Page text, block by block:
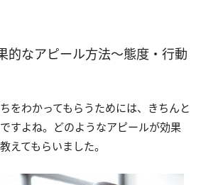
的なアピール方法～態度・行動
をわかってもらうためには、きちんと
すよね。どのようなアピールが効果
えてもらいました。